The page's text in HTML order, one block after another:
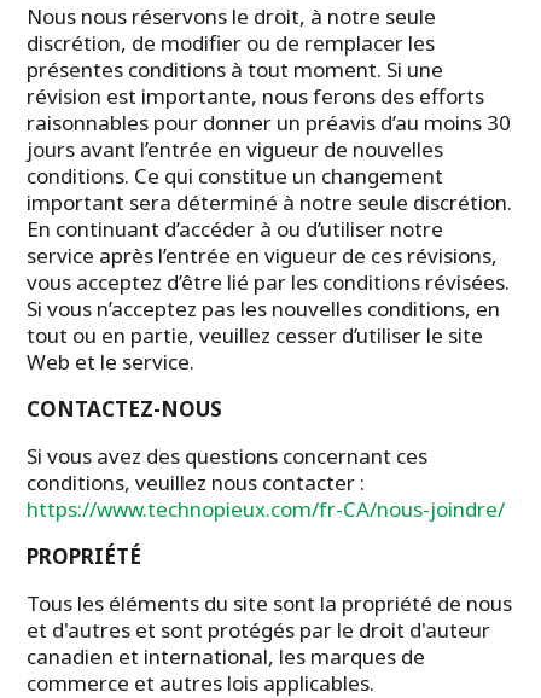
Nous nous réservons le droit, à notre seule
discrétion, de modifier ou de remplacer les
présentes conditions à tout moment. Si une
révision est importante, nous ferons des efforts
raisonnables pour donner un préavis d’au moins 30
jours avant l’entrée en vigueur de nouvelles
conditions. Ce qui constitue un changement
important sera déterminé à notre seule discrétion.
En continuant d’accéder à ou d’utiliser notre
service après l’entrée en vigueur de ces révisions,
vous acceptez d’être lié par les conditions révisées.
Si vous n’acceptez pas les nouvelles conditions, en
tout ou en partie, veuillez cesser d’utiliser le site
Web et le service.
CONTACTEZ-NOUS
Si vous avez des questions concernant ces
conditions, veuillez nous contacter :
https://www.technopieux.com/fr-CA/nous-joindre/
PROPRIÉTÉ
Tous les éléments du site sont la propriété de nous
et d'autres et sont protégés par le droit d'auteur
canadien et international, les marques de
commerce et autres lois applicables.